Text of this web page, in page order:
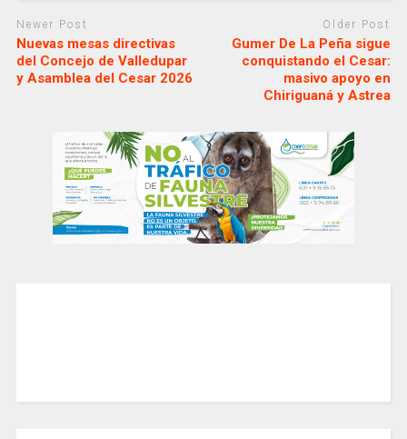
Newer Post
Nuevas mesas directivas
del Concejo de Valledupar
y Asamblea del Cesar 2026
Older Post
Gumer De La Peña sigue
conquistando el Cesar:
masivo apoyo en
Chiriguaná y Astrea